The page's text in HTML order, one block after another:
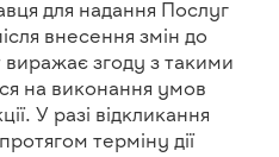
для надання Послуг
внесення змін до
виражає згоду з такими
на виконання умов
У разі відкликання
терміну дії